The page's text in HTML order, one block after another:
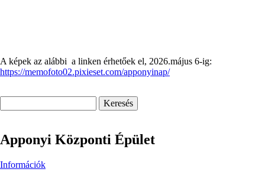
A képek az alábbi a linken érhetőek el, 2026.május 6-ig:
https://memofoto02.pixieset.com/apponyinap/
Apponyi Központi Épület
Információk